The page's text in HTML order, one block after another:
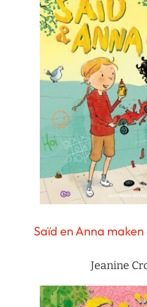
Saïd en Anna
Jeanine